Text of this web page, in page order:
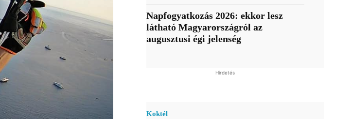
Napfogyatkozás 2026: ekkor lesz
látható Magyarországról az
augusztusi égi jelenség
Hirdetés
Koktél